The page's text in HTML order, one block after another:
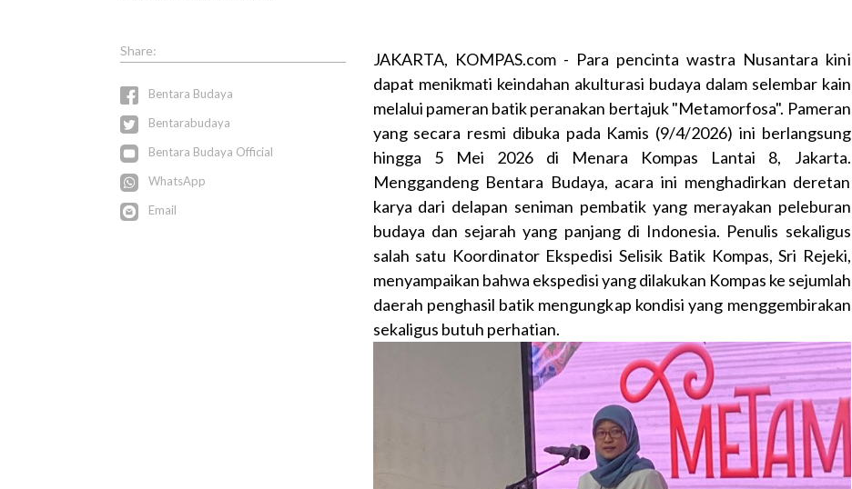
Bentara Budaya
Bentarabudaya
Bentara Budaya Official
WhatsApp
Email
JAKARTA, KOMPAS.com - Para pencinta wastra Nusantara kini
dapat menikmati keindahan akulturasi budaya dalam selembar kain
melalui pameran batik peranakan bertajuk "Metamorfosa". Pameran
yang secara resmi dibuka pada Kamis (9/4/2026) ini berlangsung
hingga 5 Mei 2026 di Menara Kompas Lantai 8, Jakarta.
Menggandeng Bentara Budaya, acara ini menghadirkan deretan
karya dari delapan seniman pembatik yang merayakan peleburan
budaya dan sejarah yang panjang di Indonesia. Penulis sekaligus
salah satu Koordinator Ekspedisi Selisik Batik Kompas, Sri Rejeki,
menyampaikan bahwa ekspedisi yang dilakukan Kompas ke sejumlah
daerah penghasil batik mengungkap kondisi yang menggembirakan
sekaligus butuh perhatian.